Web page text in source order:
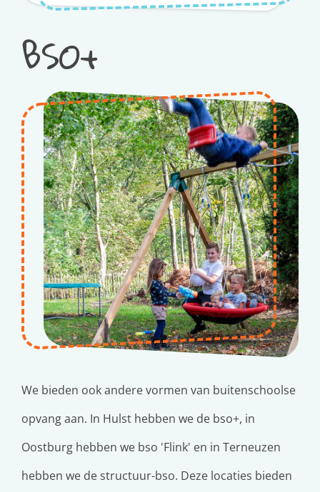
BSO+
We bieden ook andere vormen van buitenschoolse
opvang aan. In Hulst hebben we de bso+, in
Oostburg hebben we bso 'Flink' en in Terneuzen
hebben we de structuur-bso. Deze locaties bieden